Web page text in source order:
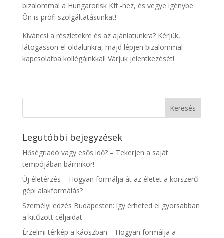
bizalommal a Hungarorisk Kft.-hez, és vegye igénybe
Ön is profi szolgáltatásunkat!
Kíváncsi a részletekre és az ajánlatunkra? Kérjük,
látogasson el oldalunkra, majd lépjen bizalommal
kapcsolatba kollégáinkkal! Várjuk jelentkezését!
Legutóbbi bejegyzések
Hőségriadó vagy esős idő? – Tekerjen a saját
tempójában bármikor!
Új életérzés – Hogyan formálja át az életet a korszerű
gépi alakformálás?
Személyi edzés Budapesten: így érheted el gyorsabban
a kitűzött céljaidat
Érzelmi térkép a káoszban – Hogyan formálja a